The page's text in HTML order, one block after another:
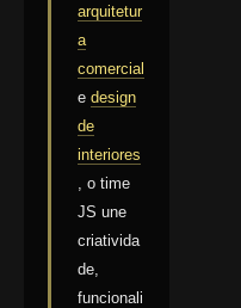
arquitetur
a
comercial
e design
de
interiores
, o time
JS une
criativida
de,
funcionali